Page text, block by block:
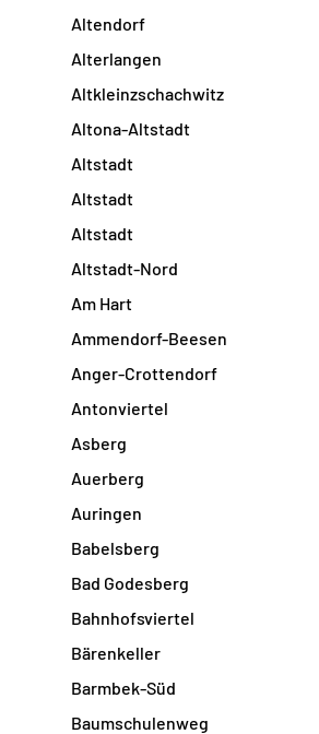
Altendorf
Alterlangen
Altkleinzschachwitz
Altona-Altstadt
Altstadt
Altstadt
Altstadt
Altstadt-Nord
Am Hart
Ammendorf-Beesen
Anger-Crottendorf
Antonviertel
Asberg
Auerberg
Auringen
Babelsberg
Bad Godesberg
Bahnhofsviertel
Bärenkeller
Barmbek-Süd
Baumschulenweg